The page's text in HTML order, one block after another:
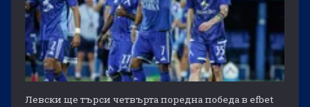
Левски ще търси четвърта поредна победа в efbet